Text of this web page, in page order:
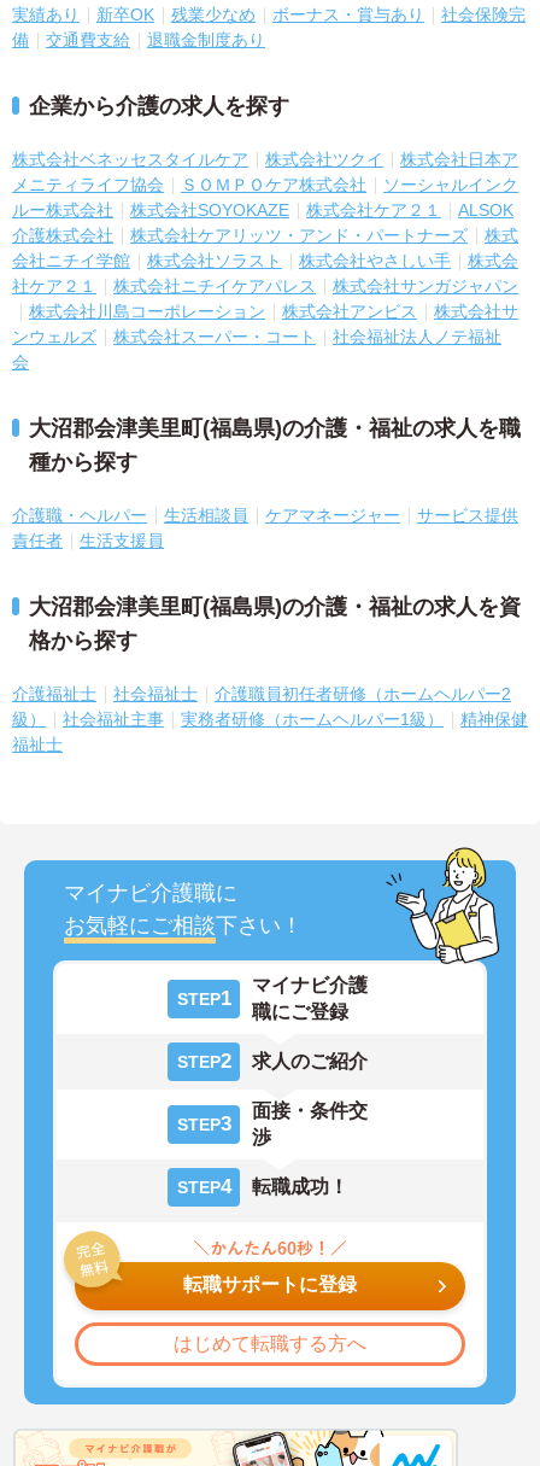
実績あり
新卒OK 残業少なめ ボーナス・賞与あり
社会保険完
備
交通費支給 退職金制度あり
企業から介護の求人を探す
株式会社ベネッセスタイルケア 株式会社ツクイ
株式会社日本ア
メニティライフ協会
ＳＯＭＰＯケア株式会社
ソーシャルインク
ルー株式会社
株式会社SOYOKAZE 株式会社ケア２１
ALSOK
介護株式会社
株式会社ケアリッツ・アンド・パートナーズ
株式
会社ニチイ学館
株式会社ソラスト 株式会社やさしい手
株式会
社ケア２１
株式会社ニチイケアパレス
株式会社サンガジャパン
株式会社川島コーポレーション
株式会社アンビス
株式会社サ
ンウェルズ
株式会社スーパー・コート
社会福祉法人ノテ福祉
会
大沼郡会津美里町(福島県)の介護・福祉の求人を職
種から探す
介護職・ヘルパー 生活相談員 ケアマネージャー
サービス提供
責任者
生活支援員
大沼郡会津美里町(福島県)の介護・福祉の求人を資
格から探す
介護福祉士 社会福祉士
介護職員初任者研修（ホームヘルパー2
級）
社会福祉主事 実務者研修（ホームヘルパー1級）
精神保健
福祉士
マイナビ介護職に
お気軽にご相談下さい！
STEP1
マイナビ介護
職にご登録
STEP2 求人のご紹介
STEP3
面接・条件交
渉
STEP4 転職成功！
転職サポートに登録
はじめて転職する方へ